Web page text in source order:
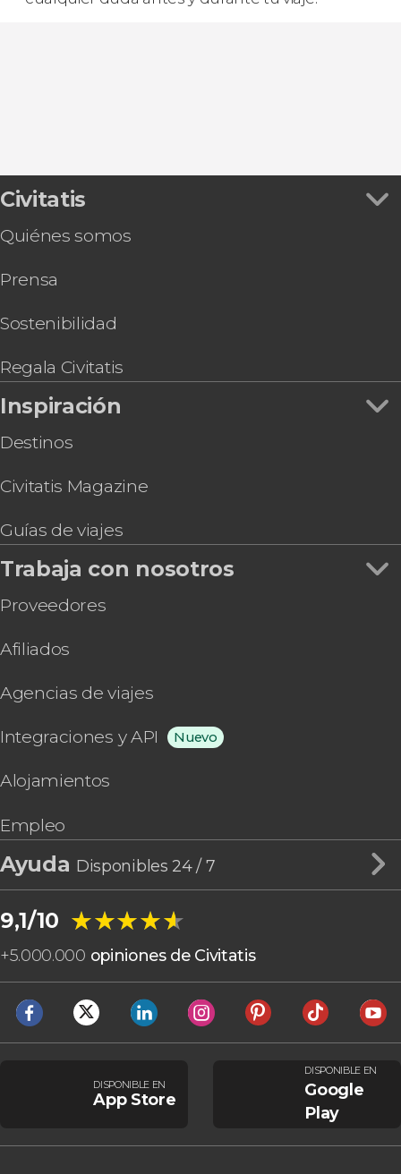
Civitatis
Quiénes somos
Prensa
Sostenibilidad
Regala Civitatis
Inspiración
Destinos
Civitatis Magazine
Guías de viajes
Trabaja con nosotros
Proveedores
Afiliados
Agencias de viajes
Integraciones y API Nuevo
Alojamientos
Empleo
Ayuda Disponibles 24 / 7
9,1/10 ★★★★★
★★★★★
+5.000.000 opiniones de Civitatis
DISPONIBLE EN
App Store
DISPONIBLE EN
Google
Play